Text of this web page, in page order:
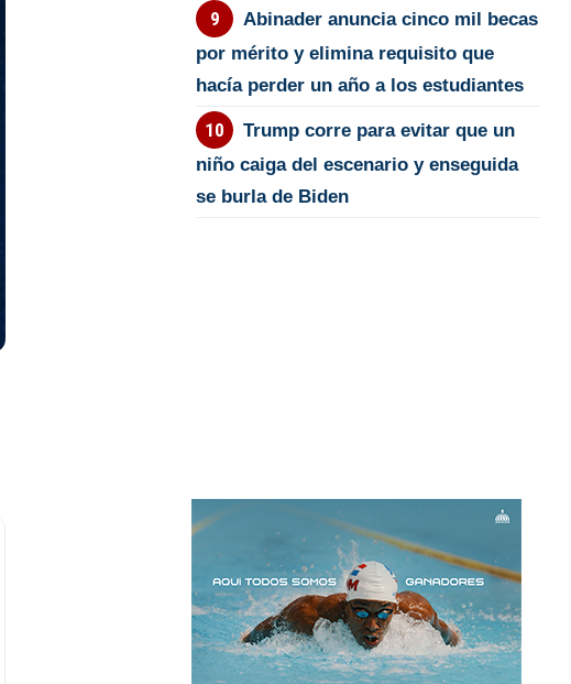
Abinader anuncia cinco mil becas
por mérito y elimina requisito que
hacía perder un año a los estudiantes
Trump corre para evitar que un
niño caiga del escenario y enseguida
se burla de Biden